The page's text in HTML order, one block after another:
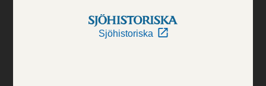
Sjöhistoriska